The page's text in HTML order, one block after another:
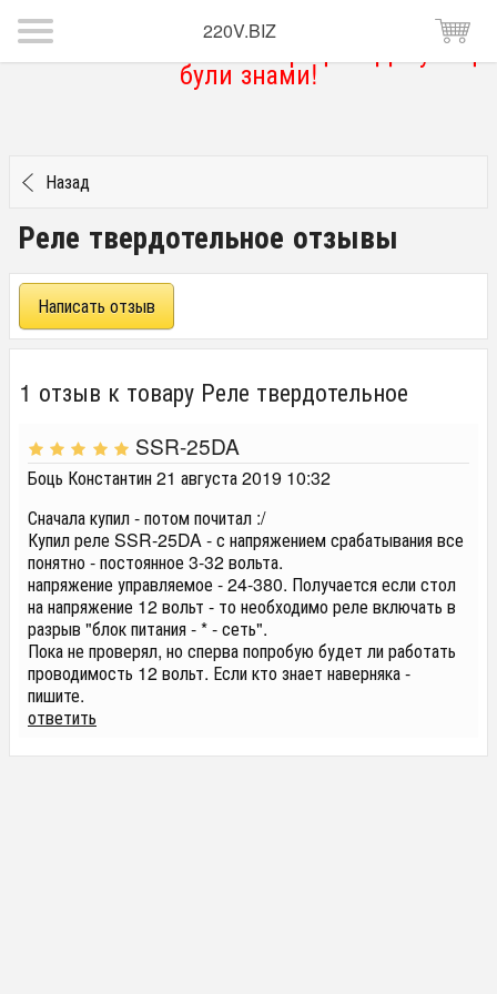
Магазин тимчасово не працює. Дякую що
були знами!
220V.BIZ
Назад
Реле твердотельное отзывы
Написать отзыв
1 отзыв к товару Реле твердотельное
SSR-25DA
Боць Константин21 августа 2019 10:32
Сначала купил - потом почитал :/
Купил реле SSR-25DA - с напряжением срабатывания все
понятно - постоянное 3-32 вольта.
напряжение управляемое - 24-380. Получается если стол
на напряжение 12 вольт - то необходимо реле включать в
разрыв "блок питания - * - сеть".
Пока не проверял, но сперва попробую будет ли работать
проводимость 12 вольт. Если кто знает наверняка -
пишите.
ответить